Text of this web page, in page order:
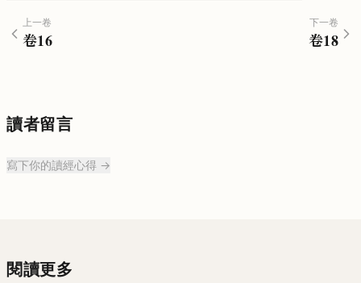
上一卷
卷16
下一卷
卷18
讀者留言
寫下你的讀經心得 →
閱讀更多